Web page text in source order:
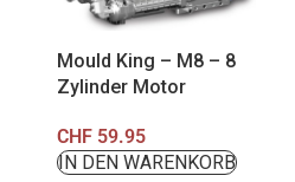
Mould King – M8 – 8
Zylinder Motor
CHF59.95
IN DEN WARENKORB